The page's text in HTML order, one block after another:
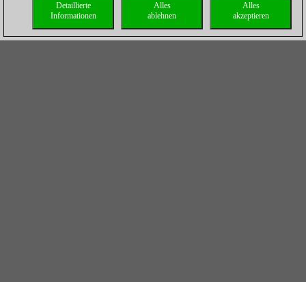
Alles
akzeptieren
Alles
ablehnen
Detaillierte
Informationen